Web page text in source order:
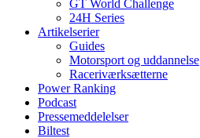
GT World Challenge
24H Series
Artikelserier
Guides
Motorsport og uddannelse
Raceriværksætterne
Power Ranking
Podcast
Pressemeddelelser
Biltest